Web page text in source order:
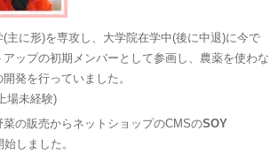
主に形)を専攻し、大学院在学中(後に中退)に今で
ップの初期メンバーとして参画し、農薬を使わな
発を行っていました。
場未経験)
の販売からネットショップのCMSのSOY
しました。